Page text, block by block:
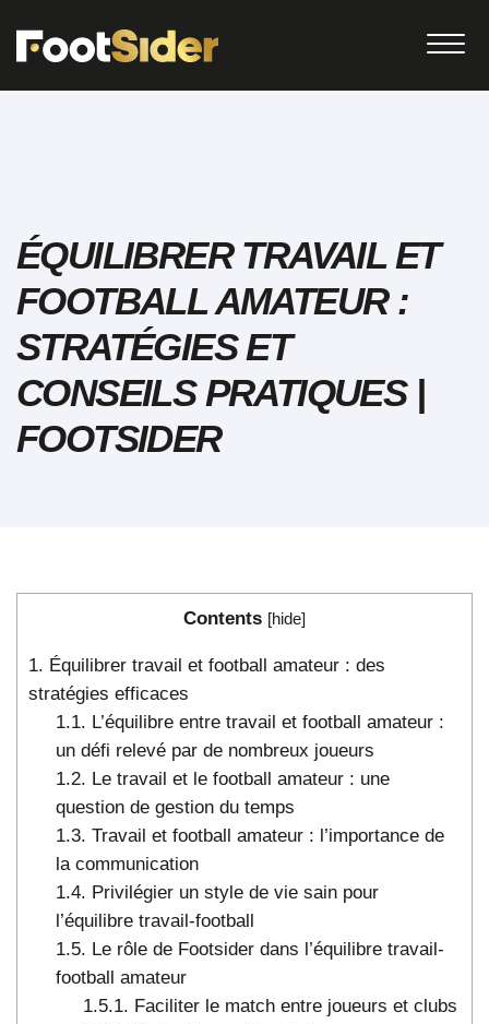
ÉQUILIBRER TRAVAIL ET
FOOTBALL AMATEUR :
STRATÉGIES ET
CONSEILS PRATIQUES |
FOOTSIDER
Contents [hide]
1. Équilibrer travail et football amateur : des
stratégies efficaces
1.1. L’équilibre entre travail et football amateur :
un défi relevé par de nombreux joueurs
1.2. Le travail et le football amateur : une
question de gestion du temps
1.3. Travail et football amateur : l’importance de
la communication
1.4. Privilégier un style de vie sain pour
l’équilibre travail-football
1.5. Le rôle de Footsider dans l’équilibre travail-
football amateur
1.5.1. Faciliter le match entre joueurs et clubs